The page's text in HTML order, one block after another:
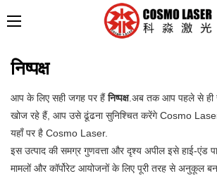
निष्पक्ष
आप के लिए सही जगह पर हैंनिष्पक्ष.अब तक आप पहले से ही
खोज रहे हैं, आप उसे ढूंढना सुनिश्चित करेंगे Cosmo
यहाँ पर है Cosmo Laser.
इस उत्पाद की समग्र गुणवत्ता और दृश्य अपील इसे हाई-एंड
मामलों और कॉर्पोरेट आयोजनों के लिए पूरी तरह से अनुकूल